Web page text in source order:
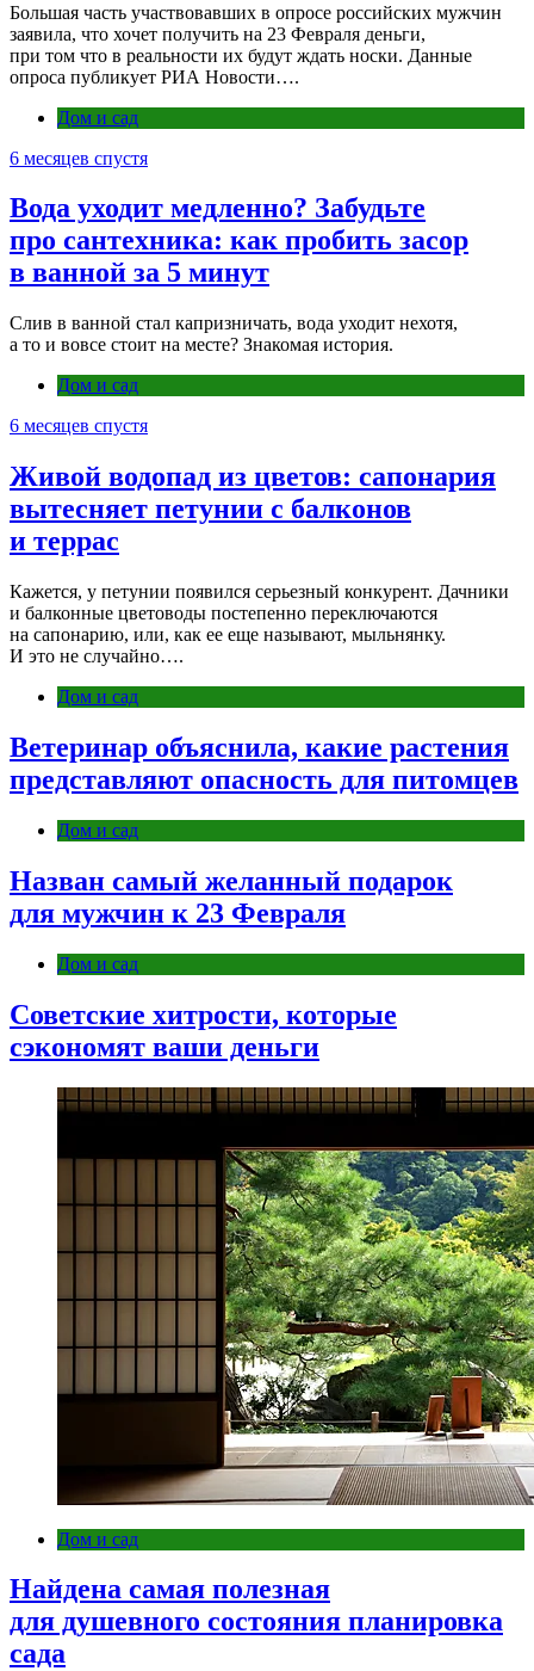
Большая часть участвовавших в опросе российских мужчин
заявила, что хочет получить на 23 Февраля деньги,
при том что в реальности их будут ждать носки. Данные
опроса публикует РИА Новости….
Дом и сад
6 месяцев спустя
Вода уходит медленно? Забудьте
про сантехника: как пробить засор
в ванной за 5 минут
Слив в ванной стал капризничать, вода уходит нехотя,
а то и вовсе стоит на месте? Знакомая история.
Дом и сад
6 месяцев спустя
Живой водопад из цветов: сапонария
вытесняет петунии с балконов
и террас
Кажется, у петунии появился серьезный конкурент. Дачники
и балконные цветоводы постепенно переключаются
на сапонарию, или, как ее еще называют, мыльнянку.
И это не случайно….
Дом и сад
Ветеринар объяснила, какие растения
представляют опасность для питомцев
Дом и сад
Назван самый желанный подарок
для мужчин к 23 Февраля
Дом и сад
Советские хитрости, которые
сэкономят ваши деньги
Дом и сад
Найдена самая полезная
для душевного состояния планировка
сада